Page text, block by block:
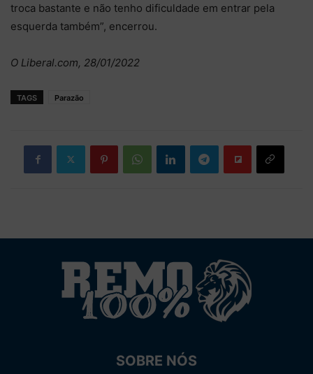
troca bastante e não tenho dificuldade em entrar pela
esquerda também”, encerrou.
O Liberal.com, 28/01/2022
TAGS Parazão
SOBRE NÓS